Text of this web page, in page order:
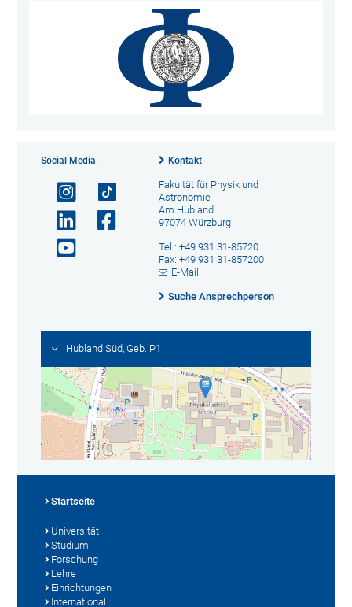
Social Media Kontakt
Fakultät für Physik und
Astronomie
Am Hubland
97074 Würzburg
Tel.: +49 931 31-85720
Fax: +49 931 31-857200
E-Mail
Suche Ansprechperson
Hubland Süd, Geb. P1
Startseite
Universität
Studium
Forschung
Lehre
Einrichtungen
International